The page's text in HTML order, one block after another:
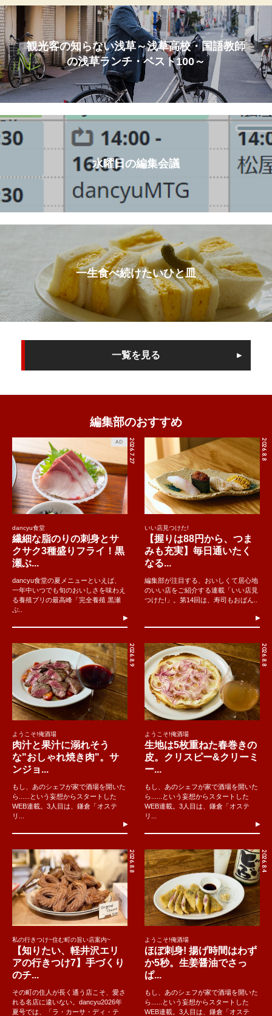
観光客の知らない浅草～浅草高校・国語教師
の浅草ランチ・ベスト100～
水曜日の編集会議
一生食べ続けたいひと皿
一覧を見る
編集部のおすすめ
2026.7.27
AD
dancyu食堂
繊細な脂のりの刺身とサ
クサク3種盛りフライ！黒
瀬ぶ...
dancyu食堂の夏メニューといえば、
一年中いつでも旬のおいしさを味わえ
る養殖ブリの最高峰「完全養殖 黒瀬
ぶ..
2026.8.8
いい店見つけた!
【握りは88円から、つま
みも充実】毎日通いたく
なる...
編集部が注目する、おいしくて居心地
のいい店をご紹介する連載「いい店見
つけた!」。第14回は、寿司もおばん..
2026.8.9
ようこそ!俺酒場
肉汁と果汁に溺れそう
な"おしゃれ焼き肉"。サ
ンジョ...
もし、あのシェフが家で酒場を開いた
ら......という妄想からスタートした
WEB連載。3人目は、鎌倉「オステ
リ...
2026.8.8
ようこそ!俺酒場
生地は5枚重ねた春巻きの
皮。クリスピー&クリーミ
ー...
もし、あのシェフが家で酒場を開いた
ら......という妄想からスタートした
WEB連載。3人目は、鎌倉「オステ
リ...
2026.8.8
私の行きつけ~住む町の旨い店案内~
【知りたい、軽井沢エリ
アの行きつけ7】手づくり
のチ...
その町の住人が長く通う店こそ、愛さ
れる名店に違いない。dancyu2026年
夏号では、「ラ・カーサ・ディ・テ
2026.8.4
ようこそ!俺酒場
ほぼ刺身! 揚げ時間はわず
か5秒。生姜醤油でさっ
ぱ...
もし、あのシェフが家で酒場を開いた
ら......という妄想からスタートした
WEB連載。3人目は、鎌倉「オステ